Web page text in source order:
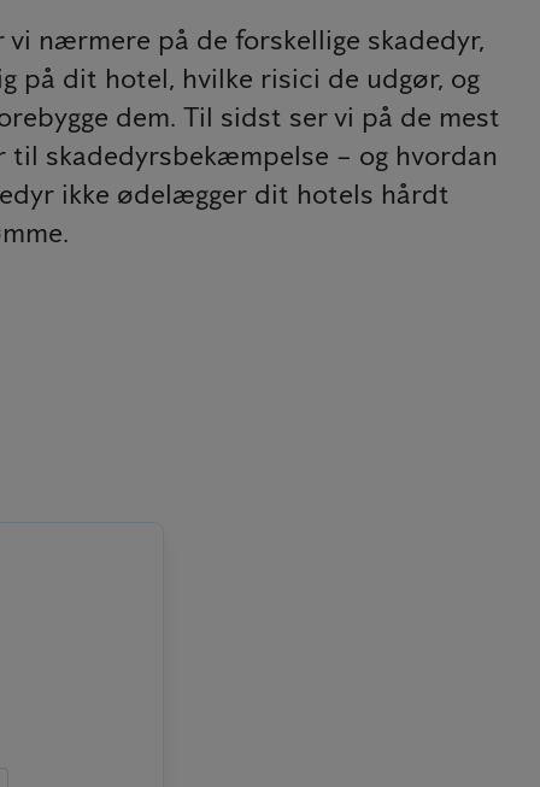
vi nærmere på de forskellige skadedyr,
på dit hotel, hvilke risici de udgør, og
dem. Til sidst ser vi på de mest
til skadedyrsbekæmpelse – og hvordan
ikke ødelægger dit hotels hårdt